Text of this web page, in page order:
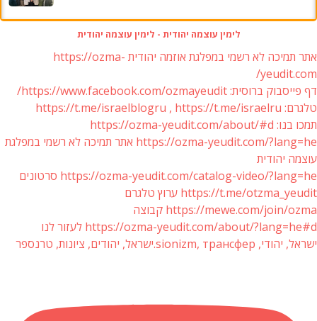
לימין עוצמה יהודית - לימין עוצמה יהודית
אתר תמיכה לא רשמי במפלגת אוזמה יהודית https://ozma-
yeudit.com/
דף פייסבוק ברוסית: https://www.facebook.com/ozmayeudit/
טלגרם: https://t.me/israelblogru , https://t.me/israelru
תמכו בנו: https://ozma-yeudit.com/about/#d
https://ozma-yeudit.com/?lang=he אתר תמיכה לא רשמי במפלגת
עוצמה יהודית
https://ozma-yeudit.com/catalog-video/?lang=he סרטונים
https://t.me/otzma_yeudit ערוץ טלגרם
https://mewe.com/join/ozma קבוצה
https://ozma-yeudit.com/about/?lang=he#d לעזור לנו
ישראל, יהודי, sionizm, трансфер.ישראל, יהודים, ציונות, טרנספר